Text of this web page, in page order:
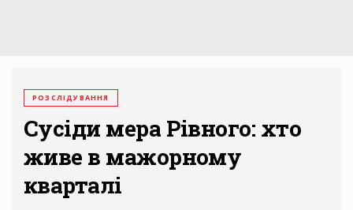
РОЗСЛІДУВАННЯ
Сусіди мера Рівного: хто
живе в мажорному
кварталі